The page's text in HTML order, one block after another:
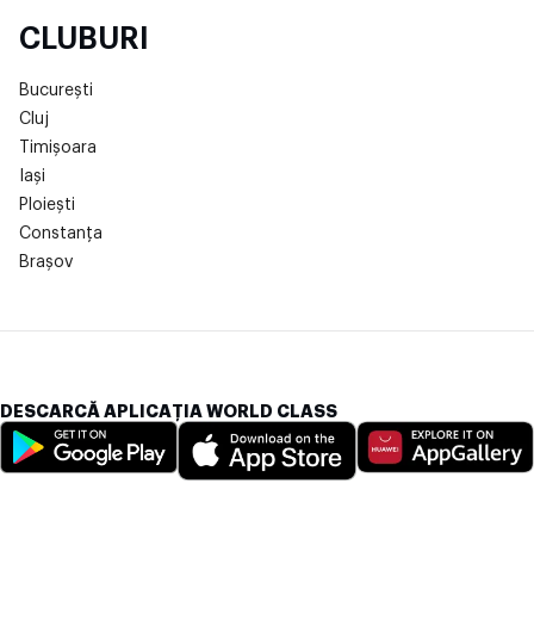
CLUBURI
București
Cluj
Timișoara
Iași
Ploiești
Constanța
Brașov
DESCARCĂ APLICAȚIA WORLD CLASS